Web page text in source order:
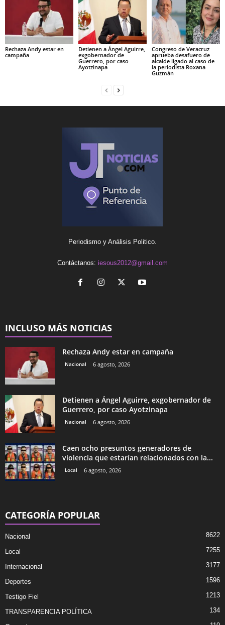
Rechaza Andy estar en
campaña
Detienen a Ángel Aguirre,
exgobernador de
Guerrero, por caso
Ayotzinapa
Congreso de Veracruz
aprueba desafuero de
alcalde ligado al caso de
la periodista Roxana
Guzmán
Periodismo y Análisis Politico.
Contáctanos: iesous2012@gmail.com
INCLUSO MÁS NOTICIAS
Rechaza Andy estar en campaña
Nacional 6 agosto, 2026
Detienen a Ángel Aguirre, exgobernador de
Guerrero, por caso Ayotzinapa
Nacional 6 agosto, 2026
Caen ocho presuntos generadores de
violencia que estarían relacionados con la...
Local 6 agosto, 2026
CATEGORÍA POPULAR
Nacional 8622
Local 7255
Internacional 3177
Deportes 1596
Testigo Fiel 1213
TRANSPARENCIA POLÍTICA 134